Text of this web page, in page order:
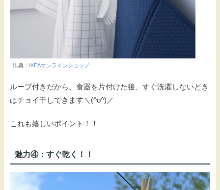
出典： IKEAオンラインショップ
ループ付きだから、食器を片付けた後、すぐ洗濯しないとき
はチョイ干しできます＼(^o^)／
これも嬉しいポイント！！
魅力④：すぐ乾く！！